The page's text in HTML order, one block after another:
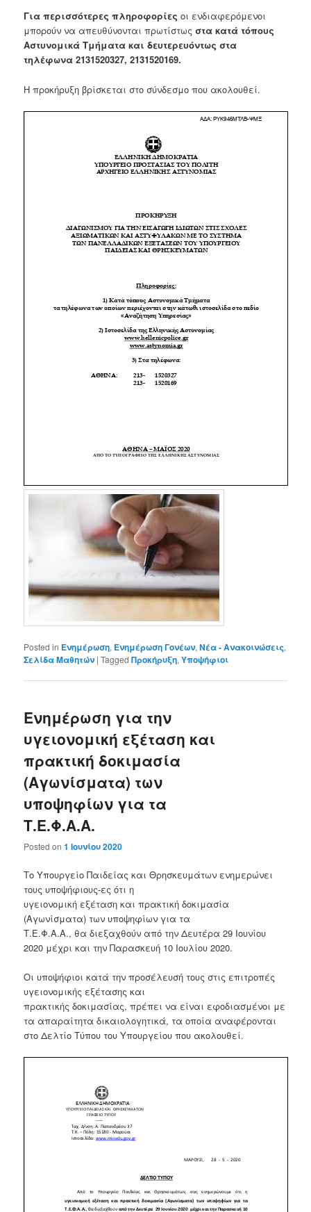
Για περισσότερες πληροφορίες οι ενδιαφερόμενοι
μπορούν να απευθύνονται πρωτίστωςστα κατά τόπους
Αστυνομικά Τμήματα και δευτερευόντως στα
τηλέφωνα 2131520327, 2131520169.
Η προκήρυξη βρίσκεται στο σύνδεσμο που ακολουθεί.
Posted in Ενημέρωση, Ενημέρωση Γονέων,Νέα - Ανακοινώσεις,
Σελίδα Μαθητών |Tagged Προκήρυξη,Υποψήφιοι
Ενημέρωση για την
υγειονομική εξέταση και
πρακτική δοκιμασία
(Αγωνίσματα) των
υποψηφίων για τα
Τ.Ε.Φ.Α.Α.
Posted on1 Ιουνίου 2020
Το Υπουργείο Παιδείας και Θρησκευμάτων ενημερώνει
τους υποψήφιους-ες ότι η
υγειονομική εξέταση και πρακτική δοκιμασία
(Αγωνίσματα) των υποψηφίων για τα
Τ.Ε.Φ.Α.Α., θα διεξαχθούν από την Δευτέρα 29 Ιουνίου
2020 μέχρι και την Παρασκευή 10 Ιουλίου 2020.
Οι υποψήφιοι κατά την προσέλευσή τους στις επιτροπές
υγειονομικής εξέτασης και
πρακτικής δοκιμασίας, πρέπει να είναι εφοδιασμένοι με
τα απαραίτητα δικαιολογητικά, τα οποία αναφέρονται
στο Δελτίο Τύπου του Υπουργείου που ακολουθεί.